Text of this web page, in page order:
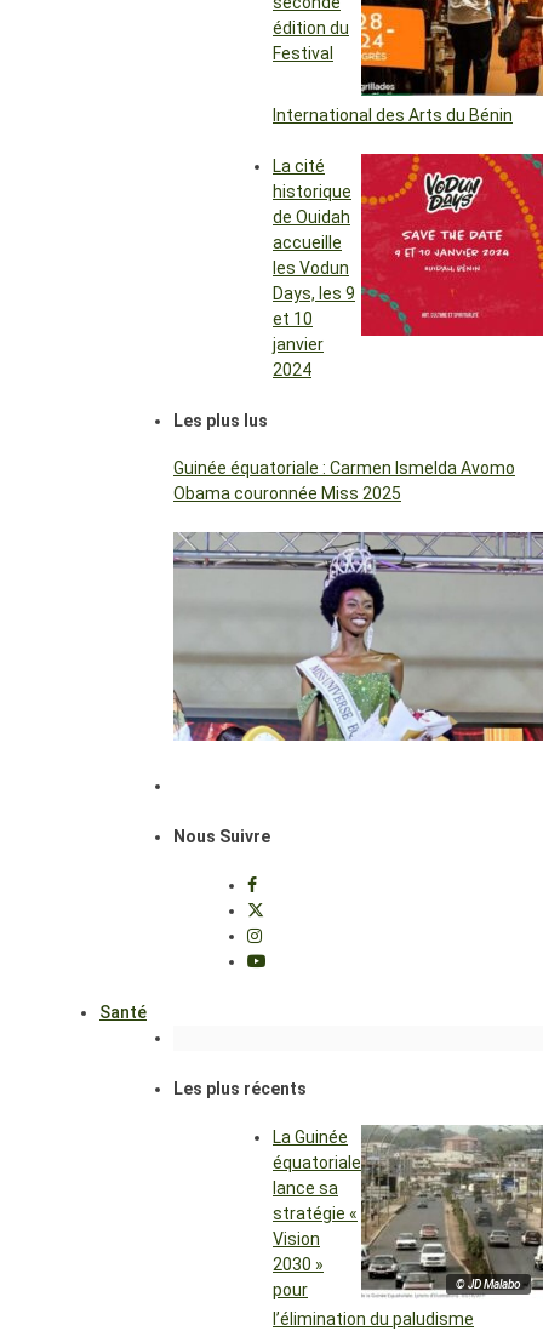
édition du
Festival
International des Arts du Bénin
La cité
historique
de Ouidah
accueille
les Vodun
Days, les 9
et 10
janvier
2024
Les plus lus
Guinée équatoriale : Carmen Ismelda Avomo
Obama couronnée Miss 2025
Nous Suivre
Santé
Les plus récents
© JD Malabo
La Guinée
équatoriale
lance sa
stratégie «
Vision
2030 »
pour
l’élimination du paludisme